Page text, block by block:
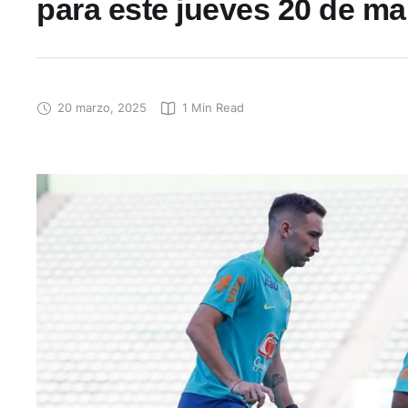
para este jueves 20 de
20 marzo, 2025 1 Min Read